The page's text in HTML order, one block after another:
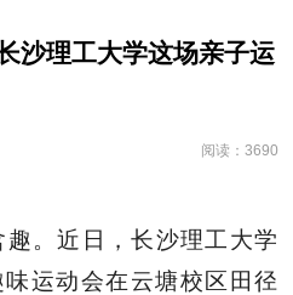
沙理工大学这场亲子运
阅读：3690
。近日，长沙理工大学
运动会在云塘校区田径